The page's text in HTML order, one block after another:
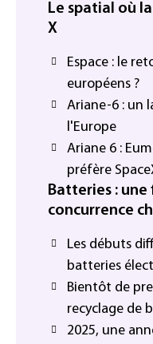
Le spatial où
X
Espace : le
européens ?
Ariane-6 : un
l'Europe
Ariane 6 :
préfère
Batteries :
concurrence
Les débuts
batteries
Bientôt de
recyclage de
2025, une